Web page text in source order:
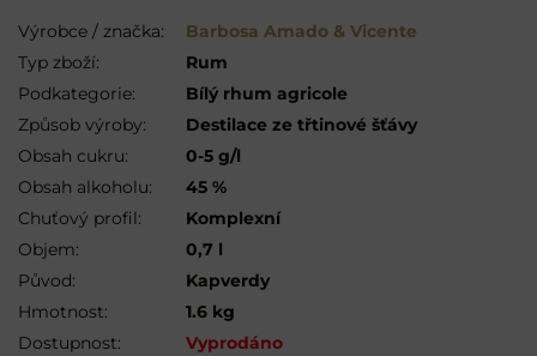
Výrobce / značka:
Barbosa Amado & Vicente
Typ zboží:
Rum
Podkategorie:
Bílý rhum agricole
Způsob výroby:
Destilace ze třtinové šťávy
Obsah cukru:
0-5 g/l
Obsah alkoholu:
45 %
Chuťový profil:
Komplexní
Objem:
0,7 l
Původ:
Kapverdy
Hmotnost:
1.6 kg
Dostupnost:
Vyprodáno